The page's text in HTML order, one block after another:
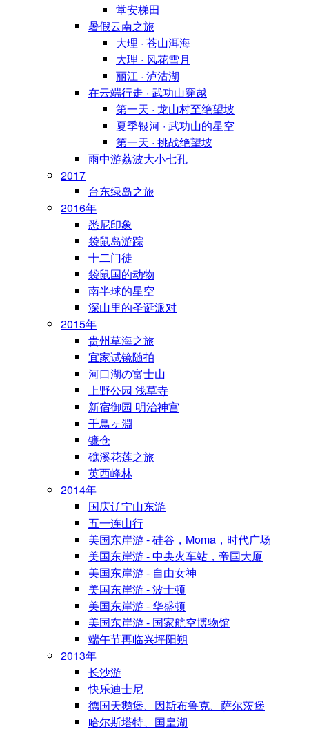
堂安梯田
暑假云南之旅
大理 · 苍山洱海
大理 · 风花雪月
丽江 · 泸沽湖
在云端行走 · 武功山穿越
第一天 · 龙山村至绝望坡
夏季银河 · 武功山的星空
第一天 · 挑战绝望坡
雨中游荔波大小七孔
2017
台东绿岛之旅
2016年
悉尼印象
袋鼠岛游踪
十二门徒
袋鼠国的动物
南半球的星空
深山里的圣诞派对
2015年
贵州草海之旅
宜家试镜随拍
河口湖の富士山
上野公园 浅草寺
新宿御园 明治神宫
千鳥ヶ淵
镰仓
礁溪花莲之旅
英西峰林
2014年
国庆辽宁山东游
五一连山行
美国东岸游 - 硅谷，Moma，时代广场
美国东岸游 - 中央火车站，帝国大厦
美国东岸游 - 自由女神
美国东岸游 - 波士顿
美国东岸游 - 华盛顿
美国东岸游 - 国家航空博物馆
端午节再临兴坪阳朔
2013年
长沙游
快乐迪士尼
德国天鹅堡、因斯布鲁克、萨尔茨堡
哈尔斯塔特、国皇湖